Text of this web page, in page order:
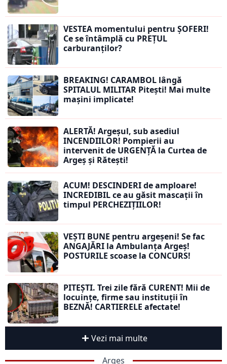
VESTEA momentului pentru ȘOFERI!
Ce se întâmplă cu PREȚUL
carburanților?
BREAKING! CARAMBOL lângă
SPITALUL MILITAR Pitești! Mai multe
mașini implicate!
ALERTĂ! Argeșul, sub asediul
INCENDIILOR! Pompierii au
intervenit de URGENȚĂ la Curtea de
Argeș și Rătești!
ACUM! DESCINDERI de amploare!
INCREDIBIL ce au găsit mascații în
timpul PERCHEZIȚIILOR!
VEȘTI BUNE pentru argeșeni! Se fac
ANGAJĂRI la Ambulanța Argeș!
POSTURILE scoase la CONCURS!
PITEȘTI. Trei zile fără CURENT! Mii de
locuințe, firme sau instituții în
BEZNĂ! CARTIERELE afectate!
Vezi mai multe
Argeș